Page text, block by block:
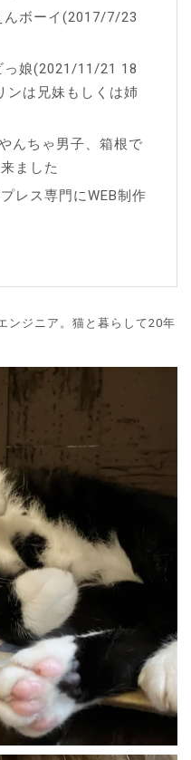
んボーイ(2017/7/23
っ娘(2021/11/21 18
ンは兄妹もしくは姉
んちゃ男子、箱根で
ました
レス専門にWEB制作
ンジニア。猫と暮らして20年